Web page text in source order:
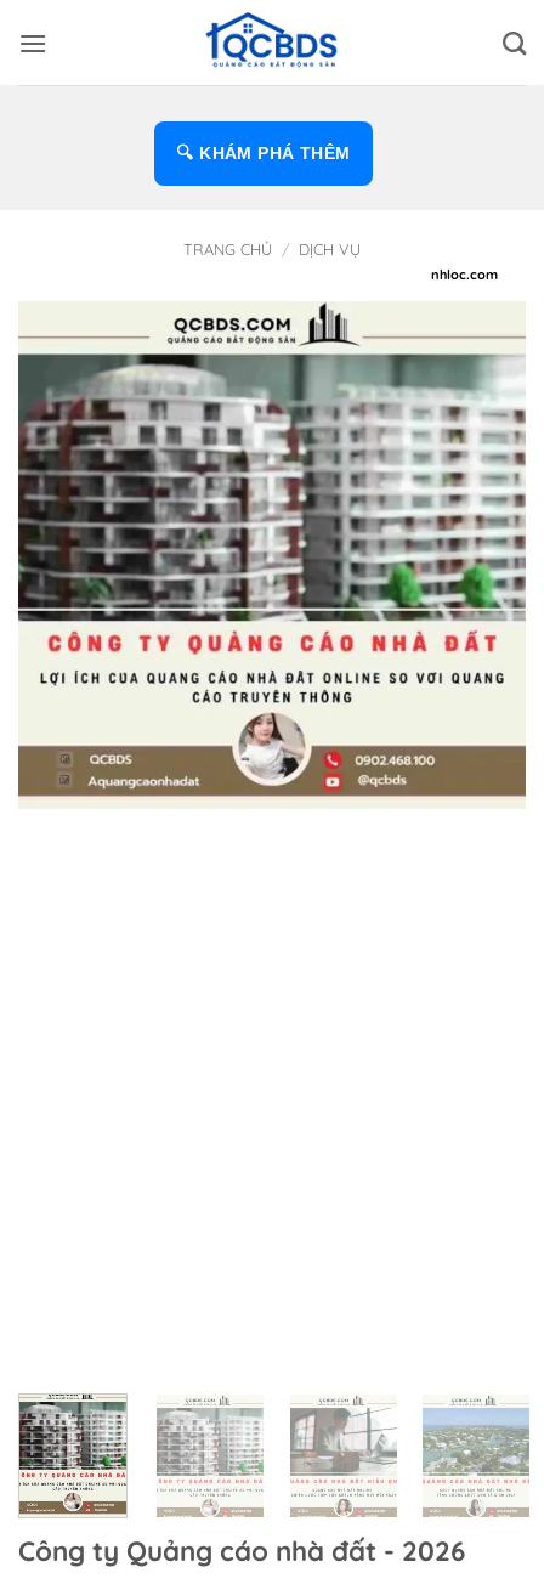
qua
🔍 KHÁM PHÁ THÊM
TRANG CHỦ / DỊCH VỤ
Công ty Quảng cáo nhà đất - 2026